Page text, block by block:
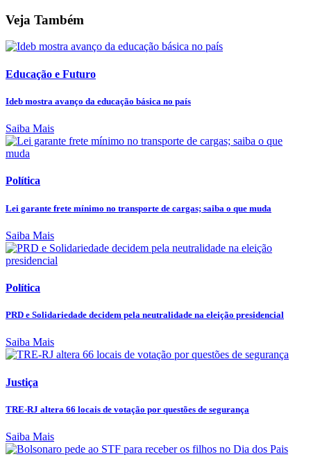
Veja Também
Educação e Futuro
Ideb mostra avanço da educação básica no país
Saiba Mais
Política
Lei garante frete mínimo no transporte de cargas; saiba o que muda
Saiba Mais
Política
PRD e Solidariedade decidem pela neutralidade na eleição presidencial
Saiba Mais
Justiça
TRE-RJ altera 66 locais de votação por questões de segurança
Saiba Mais